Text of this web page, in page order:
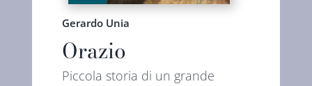
Gerardo Unia
Orazio
Piccola storia di un grande